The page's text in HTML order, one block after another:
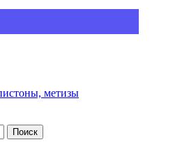
Поиск